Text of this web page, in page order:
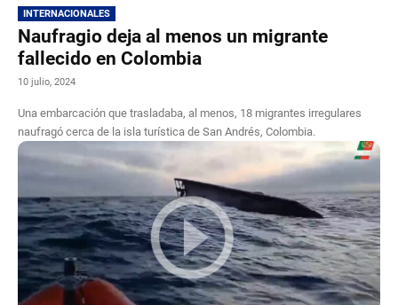
INTERNACIONALES
Naufragio deja al menos un migrante
fallecido en Colombia
10 julio, 2024
Una embarcación que trasladaba, al menos, 18 migrantes irregulares
naufragó cerca de la isla turística de San Andrés, Colombia.